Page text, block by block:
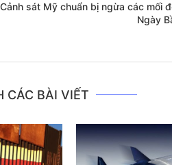
Cảnh sát Mỹ chuẩn bị ngừa các mối
Ngày
CÁC BÀI VIẾT